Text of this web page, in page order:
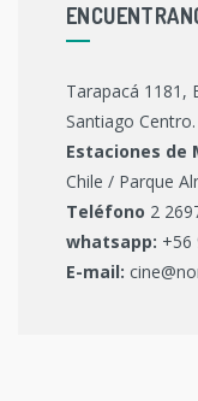
Tarapacá 1181,
Santiago Centro.
Estaciones de
Chile / Parque
Teléfono 2
whatsapp: +56
E-mail: